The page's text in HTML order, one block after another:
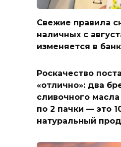
Свежие правила
наличных с
изменяется в
Роскачество
«отлично»: два
сливочного
по 2 пачки — это
натуральный